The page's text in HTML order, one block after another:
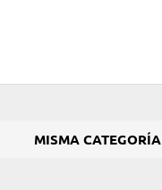
MISMA CATEGORÍA